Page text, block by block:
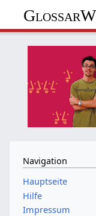
Navigation
Hauptseite
Hilfe
Impressum